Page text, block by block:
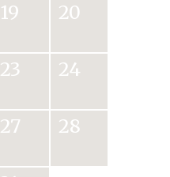
19 20
23 24
27 28